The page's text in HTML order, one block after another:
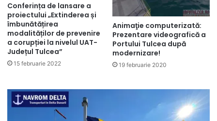
Conferința de lansare a
proiectului „Extinderea și
îmbunătățirea
modalităților de prevenire
a corupției la nivelul UAT-
Județul Tulcea”
15 februarie 2022
Animaţie computerizată:
Prezentare videografică a
Portului Tulcea după
modernizare!
19 februarie 2020